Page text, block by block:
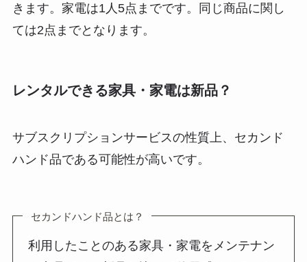
きます。家電は1人5点までです。同じ商品に関し
ては2点までとなります。
レンタルできる家具・家電は新品？
サブスクリプションサービスの性質上、 セカンド
ハンド品である可能性が高いです。
セカンドハンド品とは？
利用したことのある家具・家電をメンテナン